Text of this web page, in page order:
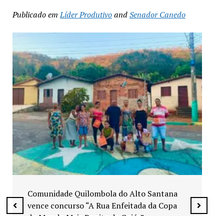
Publicado em Líder ProdutivoandSenador Canedo
Exposição “Arte em Cores” leva pinturas a
espaços públicos de Senador Canedo